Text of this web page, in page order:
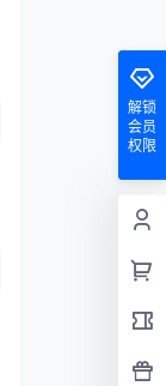
解锁
会员
权限